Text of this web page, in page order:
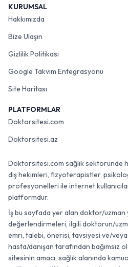
KURUMSAL
Hakkımızda
Bize Ulaşın
Gizlilik Politikası
Google Takvim Entegrasyonu
Site Haritası
PLATFORMLAR
Doktorsitesi.com
Doktorsitesi.az
Doktorsitesi.com sağlık sektöründe
diş hekimleri, fizyoterapistler,
profesyonelleri ile internet
platformdur.
İş bu sayfada yer alan doktor/uzman
değerlendirmeleri, ilgili doktorun/
emri, talebi, önerisi, tavsiyesi ve/veya
hasta/danışan tarafından bağımsız
sitesinin amacı, sağlık alanında